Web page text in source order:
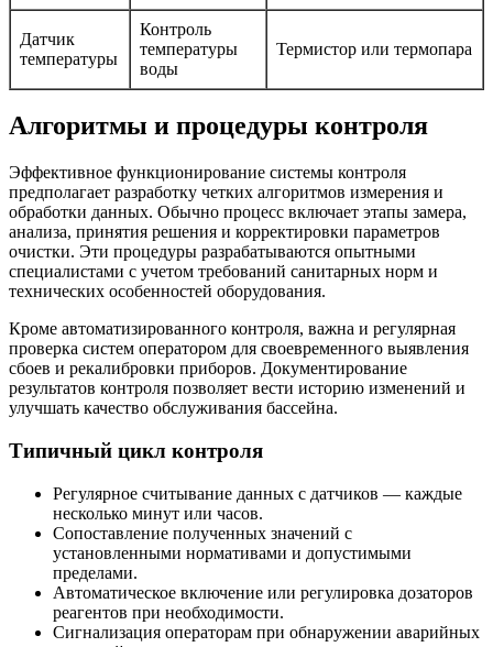
Датчик
температуры
Контроль
температуры
воды
Термистор или термопара
Алгоритмы и процедуры контроля
Эффективное функционирование системы контроля
предполагает разработку четких алгоритмов измерения и
обработки данных. Обычно процесс включает этапы замера,
анализа, принятия решения и корректировки параметров
очистки. Эти процедуры разрабатываются опытными
специалистами с учетом требований санитарных норм и
технических особенностей оборудования.
Кроме автоматизированного контроля, важна и регулярная
проверка систем оператором для своевременного выявления
сбоев и рекалибровки приборов. Документирование
результатов контроля позволяет вести историю изменений и
улучшать качество обслуживания бассейна.
Типичный цикл контроля
Регулярное считывание данных с датчиков — каждые
несколько минут или часов.
Сопоставление полученных значений с
установленными нормативами и допустимыми
пределами.
Автоматическое включение или регулировка дозаторов
реагентов при необходимости.
Сигнализация операторам при обнаружении аварийных